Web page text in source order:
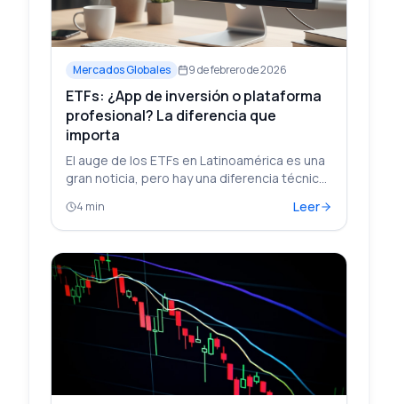
Mercados Globales 9 de febrero de 2026
ETFs: ¿App de inversión o plataforma
profesional? La diferencia que
importa
El auge de los ETFs en Latinoamérica es una
gran noticia, pero hay una diferencia técnica
sencilla y operarlo en una plataforma de
trading profesional.
4 min Leer